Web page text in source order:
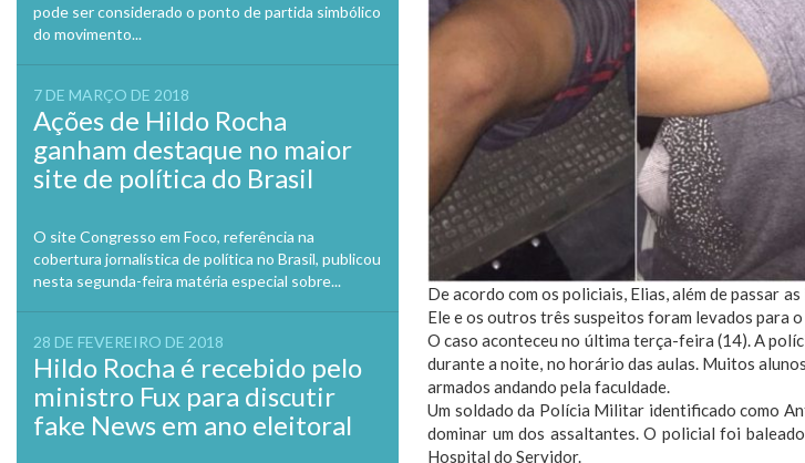
pode ser considerado o ponto de partida simbólico
do movimento...
7 DE MARÇO DE 2018
Ações de Hildo Rocha
ganham destaque no maior
site de política do Brasil
O site Congresso em Foco, referência na
cobertura jornalística de política no Brasil, publicou
nesta segunda-feira matéria especial sobre...
28 DE FEVEREIRO DE 2018
Hildo Rocha é recebido pelo
ministro Fux para discutir
fake News em ano eleitoral
De acordo com os policiais, Elias, além de passar
Ele e os outros três suspeitos foram levados para
O caso aconteceu no última terça-feira (14). A
durante a noite, no horário das aulas. Muitos
armados andando pela faculdade.
Um soldado da Polícia Militar identificado como
dominar um dos assaltantes. O policial foi
Hospital do Servidor.